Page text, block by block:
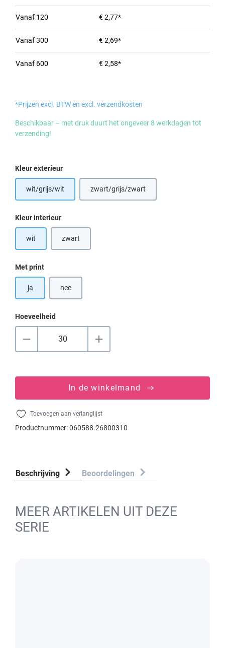
Vanaf 120 € 2,77*
Vanaf300 € 2,69*
Vanaf 600 € 2,58*
*Prijzen excl. BTW en excl. verzendkosten
Beschikbaar – met druk duurt het ongeveer 8 werkdagen tot
verzending!
Selecteer
Kleur exterieur
wit/grijs/wit zwart/grijs/zwart(Deze optie is momenteel niet
Selecteer
Kleur interieur
wit zwart(Deze optie is momenteel niet beschikbaar.)
Selecteer
Met print
ja nee
Hoeveelheid
In de winkelmand
Toevoegen aan verlanglijst
Productnummer:060588.26800310
Beschrijving Beoordelingen
MEER ARTIKELEN UIT DEZE
SERIE